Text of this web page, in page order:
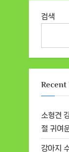
검색
Recent
소형견
절 귀여
강아지